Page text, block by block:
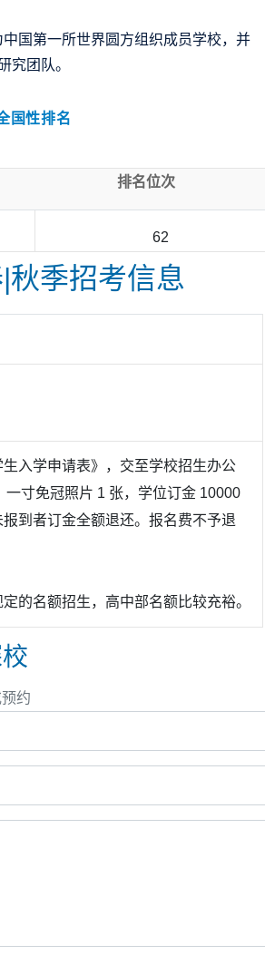
国第一所世界圆方组织成员学校，并
究团队。
色的融合课程体系。中教团队遵循国家
教学结合国内教材与国际解题思路，助
大核心学科，通过分层小班制教学，为
教学质量。我校中考成绩斐然，去年初
学校、北京市十一学校等知名学校。
国际高中一脉相承，注重语言能力与跨
学生学术表现优异，已有多名学生雅思
界名校奠定坚实的语言与学术基础。
品课程与国际融合课程，既不放弃扎
可根据自身发展情况，自由选择报考优
到“进退有据，选择多倍”。
国性排名
排名位次
62
秋季招考信息
入学申请表》，交至学校招生办公
寸免冠照片 1 张，学位订金 10000
到者订金全额退还。报名费不予退
的名额招生，高中部名额比较充裕。
约